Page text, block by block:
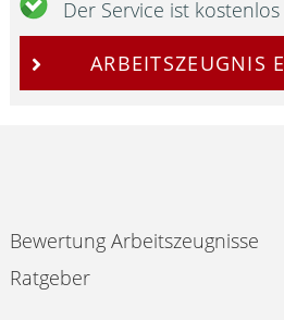
Der Service ist kostenlos
ARBEITSZEUGNIS
Bewertung Arbeitszeugnisse
Ratgeber